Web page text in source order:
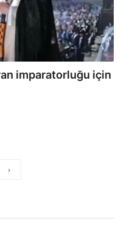
imparatorluğu için
›